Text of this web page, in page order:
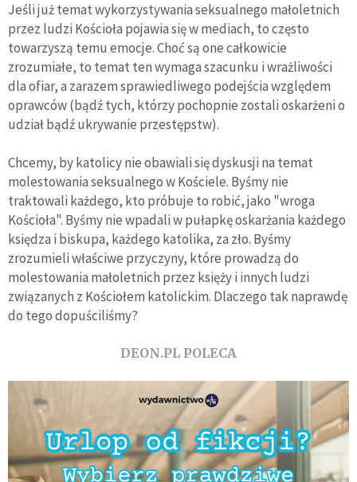
Jeśli już temat wykorzystywania seksualnego małoletnich
przez ludzi Kościoła pojawia się w mediach, to często
towarzyszą temu emocje. Choć są one całkowicie
zrozumiałe, to temat ten wymaga szacunku i wrażliwości
dla ofiar, a zarazem sprawiedliwego podejścia względem
oprawców (bądź tych, którzy pochopnie zostali oskarżeni o
udział bądź ukrywanie przestępstw).
Chcemy, by katolicy nie obawiali się dyskusji na temat
molestowania seksualnego w Kościele. Byśmy nie
traktowali każdego, kto próbuje to robić, jako "wroga
Kościoła". Byśmy nie wpadali w pułapkę oskarżania każdego
księdza i biskupa, każdego katolika, za zło. Byśmy
zrozumieli właściwe przyczyny, które prowadzą do
molestowania małoletnich przez księży i innych ludzi
związanych z Kościołem katolickim. Dlaczego tak naprawdę
do tego dopuściliśmy?
DEON.PL POLECA